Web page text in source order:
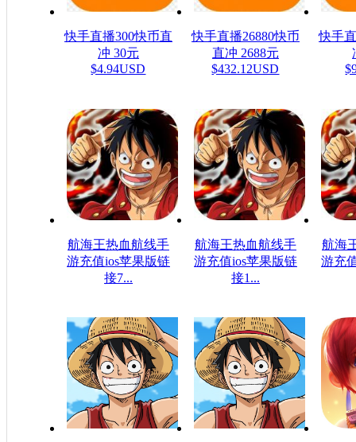
快手直播300快币直
冲 30元
$4.94USD
快手直播26880快币
直冲 2688元
$432.12USD
快手
航海王热血航线手
游充值ios苹果版链
接7...
航海王热血航线手
游充值ios苹果版链
接1...
航海
游充